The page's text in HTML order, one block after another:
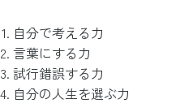
自分で考える力
言葉にする力
試行錯誤する力
自分の人生を選ぶ力